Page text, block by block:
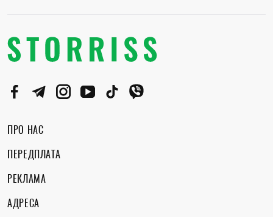
ПРО НАС
ПЕРЕДПЛАТА
РЕКЛАМА
АДРЕСА